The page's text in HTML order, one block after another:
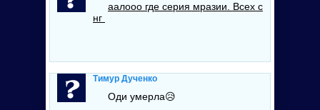
аалооо где серия мразии. Всех с
нг
Тимур Дученко
Оди умерла😥